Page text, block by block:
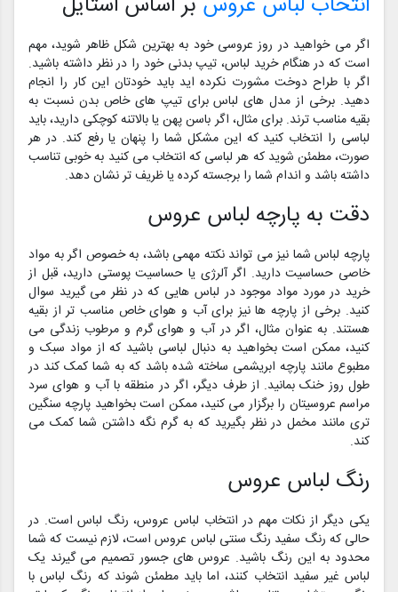
اگر می خواهید در روز عروسی خود به بهترین شکل ظاهر شوید، مهم
است که در هنگام خرید لباس، تیپ بدنی خود را در نظر داشته باشید.
اگر با طراح دوخت مشورت نکرده اید باید خودتان این کار را انجام
دهید. برخی از مدل های لباس برای تیپ های خاص بدن نسبت به
بقیه مناسب ترند. برای مثال، اگر باسن پهن یا بالاتنه کوچکی دارید، باید
لباسی را انتخاب کنید که این مشکل شما را پنهان یا رفع کند. در هر
صورت، مطمئن شوید که هر لباسی که انتخاب می کنید به خوبی تناسب
داشته باشد و اندام شما را برجسته کرده یا ظریف تر نشان دهد.
دقت به پارچه لباس عروس
پارچه لباس شما نیز می تواند نکته مهمی باشد، به خصوص اگر به مواد
خاصی حساسیت دارید. اگر آلرژی یا حساسیت پوستی دارید، قبل از
خرید در مورد مواد موجود در لباس هایی که در نظر می گیرید سوال
کنید. برخی از پارچه ها نیز برای آب و هوای خاص مناسب تر از بقیه
هستند. به عنوان مثال، اگر در آب و هوای گرم و مرطوب زندگی می
کنید، ممکن است بخواهید به دنبال لباسی باشید که از مواد سبک و
مطبوع مانند پارچه ابریشمی ساخته شده باشد که به شما کمک کند در
طول روز خنک بمانید. از طرف دیگر، اگر در منطقه با آب و هوای سرد
مراسم عروسیتان را برگزار می کنید، ممکن است بخواهید پارچه سنگین
تری مانند مخمل در نظر بگیرید که به گرم نگه داشتن شما کمک می
کند.
رنگ لباس عروس
یکی دیگر از نکات مهم در انتخاب لباس عروس، رنگ لباس است. در
حالی که رنگ سفید رنگ سنتی لباس عروس است، لازم نیست که شما
محدود به این رنگ باشید. عروس های جسور تصمیم می گیرند یک
لباس غیر سفید انتخاب کنند، اما باید مطمئن شوند که رنگ لباس با